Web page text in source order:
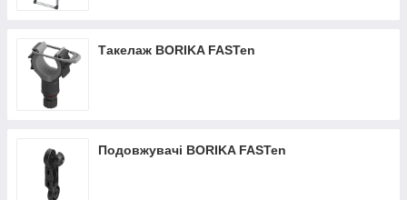
Такелаж BORIKA FASTen
Подовжувачі BORIKA FASTen